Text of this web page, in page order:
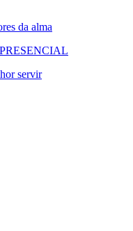
da alma
PRESENCIAL
servir